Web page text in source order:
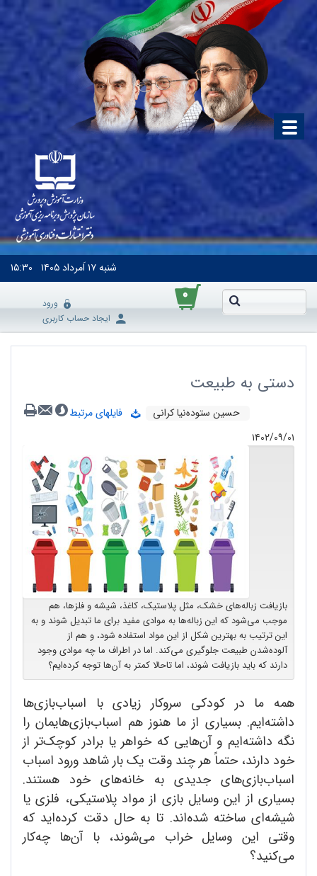
شنبه۱۷ اَمرداد ۱۴۰۵ ۱۵:۳۰
۰
ورود
ایجاد حساب کاربری
دستی به طبیعت
حسین ستوده‌نیا کرانی
فایلهای مرتبط
۱۴۰۲/۰۹/۰۱
بازیافت زباله‌های خشک، مثل پلاستیک، کاغذ، شیشه و فلزها، هم
موجب می‌شود که این زباله‌ها به موادی مفید برای ما تبدیل شوند و به
این ترتیب به بهترین شکل از این مواد استفاده شود، و هم از
آلوده‌شدن طبیعت جلوگیری می‌کند. اما در اطراف ما چه موادی وجود
دارند که باید بازیافت شوند، اما تاحالا کمتر به آن‌ها توجه کرده‌ایم؟
همه ما در کودکی سروکار زیادی با اسباب‌بازی‌ها
داشته‌ایم. بسیاری از ما هنوز هم اسباب‌بازی‌هایمان را
نگه داشته‌ایم و آن‌هایی که خواهر یا برادر کوچک‌تر از
خود دارند، حتماً هر چند وقت یک بار شاهد ورود اسباب
اسبا‌‌ب‌بازی‌های جدیدی به خانه‌‌های خود هستند.
بسیاری از این وسایل بازی از مواد پلاستیکی، فلزی یا
شیشه‌ای ساخته شده‌اند. تا به حال دقت کرده‌اید که
وقتی این وسایل خراب می‌شوند، با آن‌ها چه‌کار
می‌کنید؟